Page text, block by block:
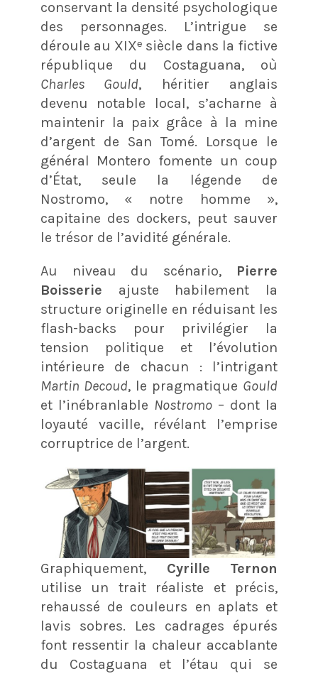
conservant la densité psychologique
des personnages. L’intrigue se
déroule au XIXᵉ siècle dans la fictive
république du Costaguana, où
Charles Gould, héritier anglais
devenu notable local, s’acharne à
maintenir la paix grâce à la mine
d’argent de San Tomé. Lorsque le
général Montero fomente un coup
d’État, seule la légende de
Nostromo, « notre homme »,
capitaine des dockers, peut sauver
le trésor de l’avidité générale.
Au niveau du scénario, Pierre
Boisserie ajuste habilement la
structure originelle en réduisant les
flash-backs pour privilégier la
tension politique et l’évolution
intérieure de chacun : l’intrigant
Martin Decoud, le pragmatique Gould
et l’inébranlable Nostromo– dont la
loyauté vacille, révélant l’emprise
corruptrice de l’argent.
Graphiquement, Cyrille Ternon
utilise un trait réaliste et précis,
rehaussé de couleurs en aplats et
lavis sobres. Les cadrages épurés
font ressentir la chaleur accablante
du Costaguana et l’étau qui se